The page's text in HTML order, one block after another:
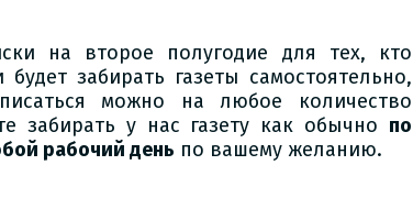
на второе полугодие для тех, кто
забирать газеты самостоятельно,
можно на любое количество
забирать у нас газету как обычно по
рабочий день по вашему желанию.